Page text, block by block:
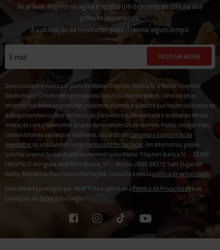
ao ar livre. Registe-se agora e receba um desconto de 10% na sua
primeira encomenda.
A subscrição da newsletter pode demorar algum tempo.
E-mail REGISTAR AGORA
Quero receber e-mails por parte da Weber-Stephen Ibérica SL e Weber-Stephen
Deutschland GmbH com conteúdo exclusivo do mundo Weber, como receitas,
informações sobre os produtos, próximos eventos e autorizo que sejam utilizados os
dados inseridos na fase de inscrição para estudos de mercado e análise da minha
interação com a Newsletter através de ferramentas de rastreio. Podes revogar o teu
consentimento a qualquer momento, clicando em cancelar a subscrição da
newsletterou utilizando o nossoformulário de contacto. Em alternativa, podes
solicitar a remoção dos dados escrevendo para Weber-Stephen Ibérica SL – ESADE
CREAPOLIS Avinguda de la Torre Blanca, 57 – Oficina 2B06 08172 Sant Cugat del
Vallès, Barcelona. Para mais informações, consulta a nossapolítica de privacidade.
Este site está protegido por reCAPTCHA e aplica-se aPolítica de Privacidadee as
Condições deServiçoda Google.